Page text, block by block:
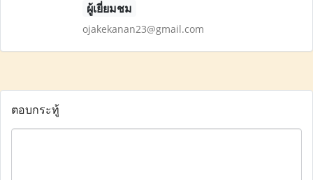
ผู้เยี่ยมชม
ojakekanan23@gmail.com
ตอบกระทู้